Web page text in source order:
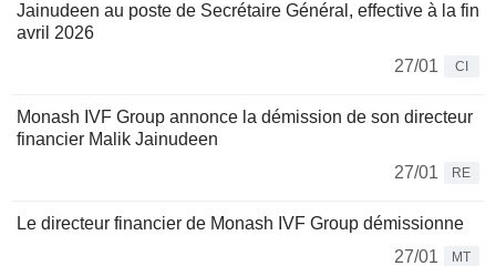
Jainudeen au poste de Secrétaire Général, effective à la fin
avril 2026
27/01
CI
Monash IVF Group annonce la démission de son directeur
financier Malik Jainudeen
27/01
RE
Le directeur financier de Monash IVF Group démissionne
27/01
MT